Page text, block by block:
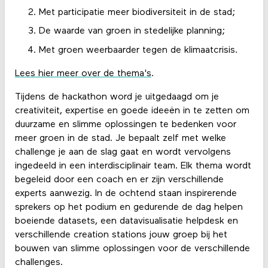
Met participatie meer biodiversiteit in de stad;
De waarde van groen in stedelijke planning;
Met groen weerbaarder tegen de klimaatcrisis.
Lees hier meer over de thema's.
Tijdens de hackathon word je uitgedaagd om je
creativiteit, expertise en goede ideeën in te zetten om
duurzame en slimme oplossingen te bedenken voor
meer groen in de stad. Je bepaalt zelf met welke
challenge je aan de slag gaat en wordt vervolgens
ingedeeld in een interdisciplinair team. Elk thema wordt
begeleid door een coach en er zijn verschillende
experts aanwezig. In de ochtend staan inspirerende
sprekers op het podium en gedurende de dag helpen
boeiende datasets, een datavisualisatie helpdesk en
verschillende creation stations jouw groep bij het
bouwen van slimme oplossingen voor de verschillende
challenges.